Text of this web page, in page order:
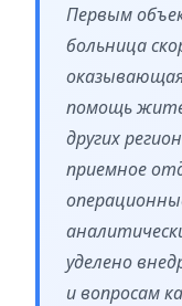
Первым
больница
помощь
других
приемное
уделено
и вопросам